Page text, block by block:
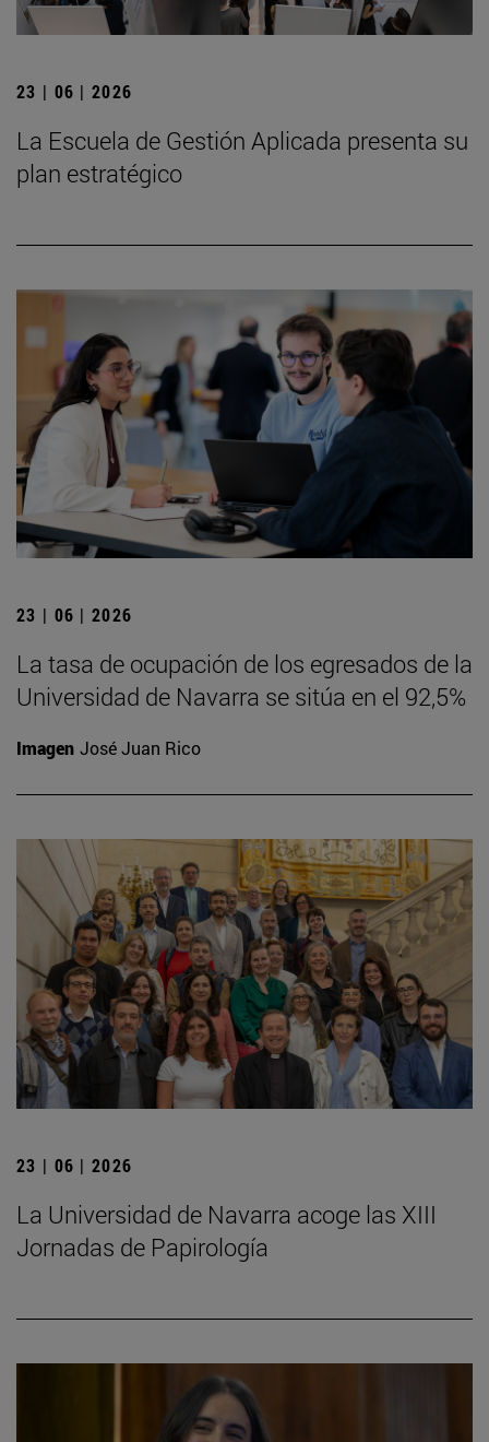
23 | 06 | 2026
La Escuela de Gestión Aplicada presenta su
plan estratégico
23 | 06 | 2026
La tasa de ocupación de los egresados de la
Universidad de Navarra se sitúa en el 92,5%
Imagen José Juan Rico
23 | 06 | 2026
La Universidad de Navarra acoge las XIII
Jornadas de Papirología